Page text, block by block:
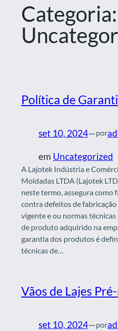
Categoria:
Política de
set 10, 2024—por
em Uncategorized
A Lajotek Indústria e
Moldadas LTDA (Lajotek
neste termo, assegura como
contra defeitos de fabricação
vigente e ou normas
de produto adquirido na
garantia dos produtos é
técnicas de…
Vãos de Lajes
set 10, 2024—por